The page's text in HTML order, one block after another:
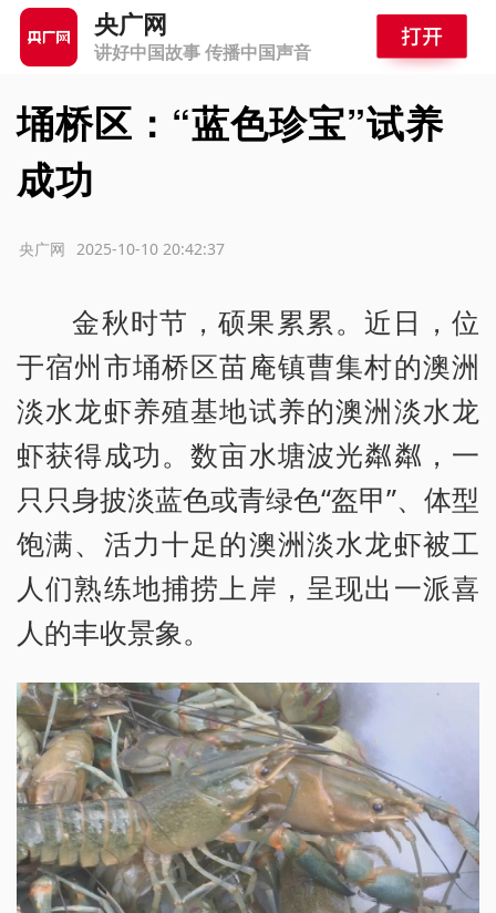
央广网
讲好中国故事 传播中国声音
埇桥区：“蓝色珍宝”试养
成功
2025-10-10 20:42:37
央广网
金秋时节，硕果累累。近日，位
于宿州市埇桥区苗庵镇曹集村的澳洲
淡水龙虾养殖基地试养的澳洲淡水龙
虾获得成功。数亩水塘波光粼粼，一
只只身披淡蓝色或青绿色“盔甲”、体型
饱满、活力十足的澳洲淡水龙虾被工
人们熟练地捕捞上岸，呈现出一派喜
人的丰收景象。